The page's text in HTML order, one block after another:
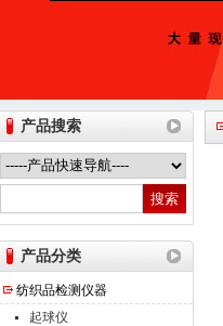
山东德瑞克仪器股份有限公司
产品搜索
产品分类
纺织品检测仪器
起球仪